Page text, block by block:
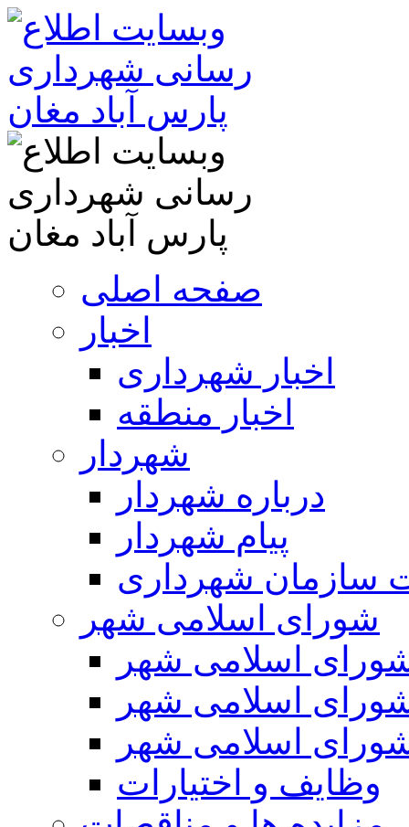
صفحه اصلی
اخبار
اخبار شهرداری
اخبار منطقه
شهردار
درباره شهردار
پیام شهردار
سازمان شهرداری
شورای اسلامی شهر
اسلامی شهر
اسلامی شهر
اسلامی شهر
وظایف و اختیارات